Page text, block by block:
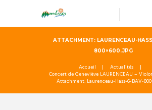
ATTACHMENT: LAURENCEAU-
800×600.JPG
Accueil
Actualités
Concert de Geneviève LAURENCEAU –
Attachment: Laurenceau-Hass-6-BAV-